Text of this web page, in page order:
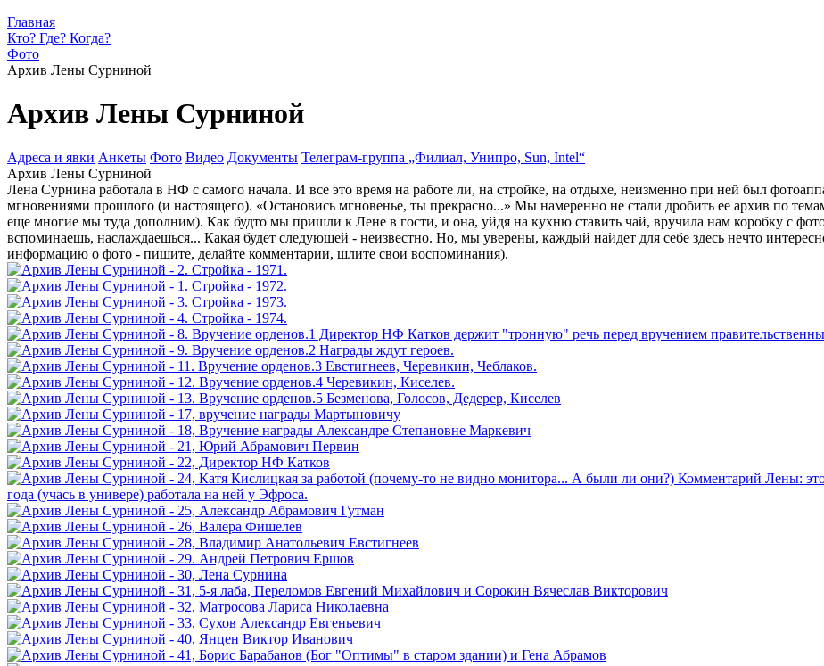
Главная
Кто? Где? Когда?
Фото
Архив Лены Сурниной
Архив Лены Сурниной
Адреса и явки Анкеты Фото Видео Документы Телеграм-группа „Филиал, Унипро, Sun, Intel“
Архив Лены Сурниной
Лена Сурнина работала в НФ с самого начала. И все это время на работе ли, на стройке, на отдыхе, неизменно при ней был
мгновениями прошлого (и настоящего). «Остановись мгновенье, ты прекрасно...» Мы намеренно не стали дробить ее архив по
еще многие мы туда дополним). Как будто мы пришли к Лене в гости, и она, уйдя на кухню ставить чай, вручила нам коробку с
вспоминаешь, наслаждаешься... Какая будет следующей - неизвестно. Но, мы уверены, каждый найдет для себе здесь нечто
информацию о фото - пишите, делайте комментарии, шлите свои воспоминания).